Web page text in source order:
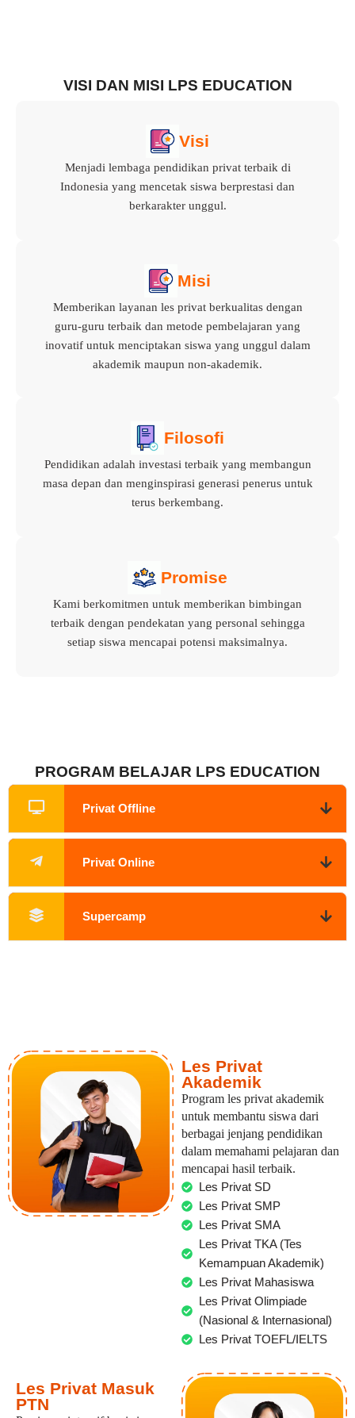
VISI DAN MISI LPS EDUCATION
Visi
Menjadi lembaga pendidikan privat terbaik di
Indonesia yang mencetak siswa berprestasi dan
berkarakter unggul.
Misi
Memberikan layanan les privat berkualitas dengan
guru-guru terbaik dan metode pembelajaran yang
inovatif untuk menciptakan siswa yang unggul dalam
akademik maupun non-akademik.
Filosofi
Pendidikan adalah investasi terbaik yang membangun
masa depan dan menginspirasi generasi penerus untuk
terus berkembang.
Promise
Kami berkomitmen untuk memberikan bimbingan
terbaik dengan pendekatan yang personal sehingga
setiap siswa mencapai potensi maksimalnya.
PROGRAM BELAJAR LPS EDUCATION
Privat Offline
Privat Online
Supercamp
Les Privat
Akademik
Program les privat akademik
untuk membantu siswa dari
berbagai jenjang pendidikan
dalam memahami pelajaran dan
mencapai hasil terbaik.
Les Privat SD
Les Privat SMP
Les Privat SMA
Les Privat TKA (Tes
Kemampuan Akademik)
Les Privat Mahasiswa
Les Privat Olimpiade
(Nasional & Internasional)
Les Privat TOEFL/IELTS
Les Privat Masuk
PTN